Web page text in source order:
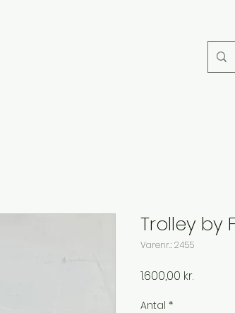
Trolley by
Varenr.: 2455
1.600,00 kr.Pris
Antal *